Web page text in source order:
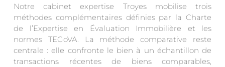
Notre cabinet expertise Troyes mobilise trois
méthodes complémentaires définies par la Charte
de l’Expertise en Évaluation Immobilière et les
normes TEGoVA. La méthode comparative reste
centrale : elle confronte le bien à un échantillon de
transactions récentes de biens comparables,